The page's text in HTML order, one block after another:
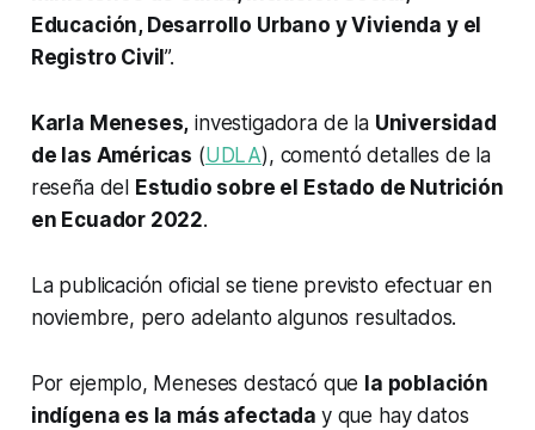
Educación, Desarrollo Urbano y Vivienda y el
Registro Civil”.
Karla Meneses, investigadora de la Universidad
de las Américas (UDLA), comentó detalles de la
reseña del
Estudio sobre el Estado de Nutrición
en Ecuador 2022.
La publicación oficial se tiene previsto efectuar en
noviembre, pero adelanto algunos resultados.
Por ejemplo, Meneses destacó que la población
indígena es la más afectada y que hay datos